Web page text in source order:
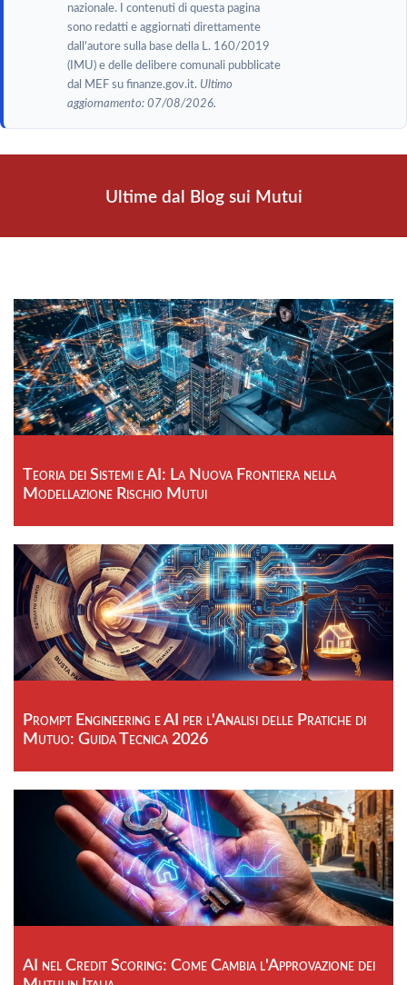
nazionale. I contenuti di questa pagina
sono redatti e aggiornati direttamente
dall'autore sulla base della L. 160/2019
(IMU) e delle delibere comunali pubblicate
dal MEF su finanze.gov.it. Ultimo
aggiornamento: 07/08/2026.
Ultime dal Blog sui Mutui
Teoria dei Sistemi e AI: La Nuova Frontiera nella
Modellazione Rischio Mutui
Prompt Engineering e AI per l'Analisi delle Pratiche di
Mutuo: Guida Tecnica 2026
AI nel Credit Scoring: Come Cambia l'Approvazione dei